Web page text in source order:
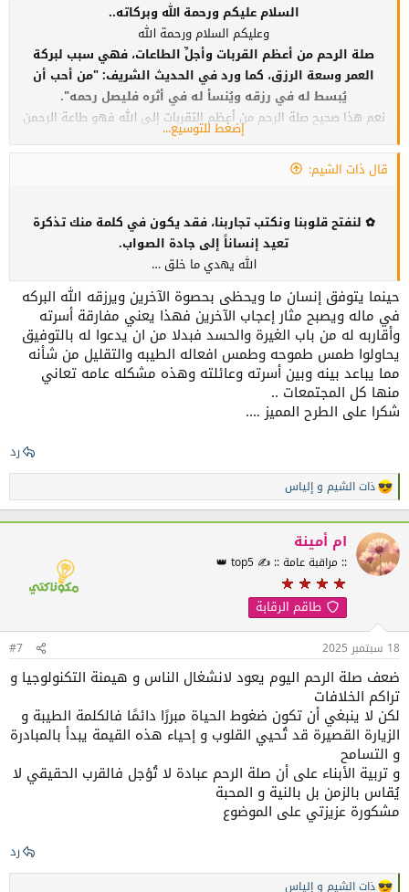
السلام عليكم ورحمة الله وبركاته..
وعليكم السلام ورحمة الله
صلة الرحم من أعظم القربات وأجلِّ الطاعات، فهي سبب لبركة
العمر وسعة الرزق، كما ورد في الحديث الشريف: "من أحب أن
يُبسط له في رزقه ويُنسأ له في أثره فليصل رحمه".
نعم هذا صحيح صلة الرحم من أعظم التقربات إلى الله فهو طاعة الرحمن
في المقام الاول وبركة في الرزق ومن مقومات دعائم الأسره وأساسيات
الحياه السليمه ..
لكن المؤسف أننا نرى اليوم فتوراً واضحاً في العلاقات العائلية،
انشغل الناس بالدنيا، وسيطرت وسائل التواصل على حياتنا حتى
صارت الرسالة أو المكالمة الهاتفية تُحسب صلة، مع أن الصلة
الحقيقية تحتاج حضوراً وتواصلاً بالقلوب قبل الأجساد.
ليس شرطا ان تجتمع مع أسرتك كل يوم لكنه من الواجب أن لا تغفل عن
دعمهم والاهتمام بهم في كل شئون الحياة وان لا تعطي ظهرك لهم
لا احم ولا دستور ..
للنقاش:
ما هي أبرز أسباب ضعف صلة الرحم في زماننا؟
نعم لكنه ليس تقصيرا متعمدا ودائما فلا يعزا التقصير الدائم للإنشغال بل
هناك امر في نفس المقصر ..
كيف يمكننا إحياء هذه القيمة العظيمة في أسرنا ومجتمعاتنا؟
هي موجوده خلقه لأنها غريزه في النفس البشريه مالم يعتريها شيء
من الشوائب فيحركها فتكون منحرفه عن غريزتها واذا انحرفت لا يمكن
إصلاحها إلا بتوفيق من الله وهداية منه ،ولا تصلح إلا بالرجوع لتحكيم
إضغط للتوسيع...
قال ذات الشيم:
✿ لنفتح قلوبنا ونكتب تجاربنا، فقد يكون في كلمة منك تذكرة
تعيد إنساناً إلى جادة الصواب.
الله يهدي ما خلق …​
حينما يتوفق إنسان ما ويحظى بحصوة الآخرين ويرزقه الله البركه
في ماله ويصبح مثار إعجاب الآخرين فهذا يعني مفارقة أسرته
وأقاربه له من باب الغيرة والحسد فبدلا من ان يدعوا له بالتوفيق
يحاولوا طمس طموحه وطمس افعاله الطيبه والتقليل من شأنه
مما يباعد بينه وبين أسرته وعائلته وهذه مشكله عامه تعاني
منها كل المجتمعات ..
شكرا على الطرح المميز ….
رد
ا
ل
ت
ف
ا
ع
ذات الشيم و إلياس
ام أمينة
:: مراقبة عامة :: ✍️ top5 👑
طاقم الرقابة
18 سبتمبر 2025 #7
ضعف صلة الرحم اليوم يعود لانشغال الناس و هيمنة التكنولوجيا و
تراكم الخلافات
لكن لا ينبغي أن تكون ضغوط الحياة مبررًا دائمًا فالكلمة الطيبة و
الزيارة القصيرة قد تُحيي القلوب و إحياء هذه القيمة يبدأ بالمبادرة
و التسامح
و تربية الأبناء على أن صلة الرحم عبادة لا تُؤجل فالقرب الحقيقي لا
يُقاس بالزمن بل بالنية و المحبة
مشكورة عزيزتي على الموضوع
رد
ذات الشيم و إلياس